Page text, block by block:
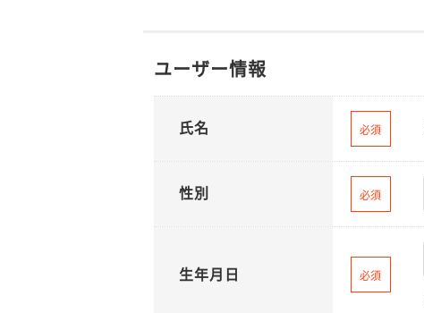
ユーザー情報
氏名 必須
性別 必須
生年月日 必須